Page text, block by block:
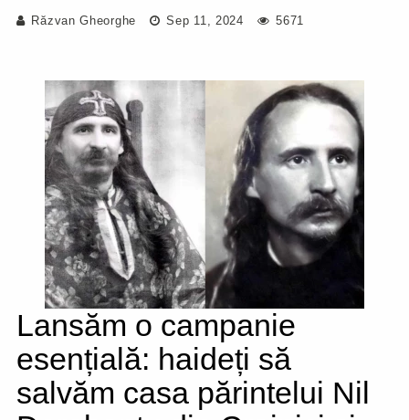
Răzvan Gheorghe Sep 11, 2024 5671
Lansăm o campanie
esențială: haideți să
salvăm casa părintelui Nil